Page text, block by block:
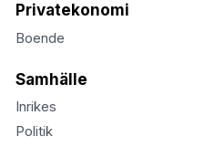
Privatekonomi
Boende
Samhälle
Inrikes
Politik